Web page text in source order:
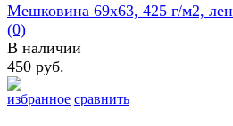
избранное сравнить
Мешковина 69х63, 425 г/м2, лен
(0)
В наличии
450 руб.